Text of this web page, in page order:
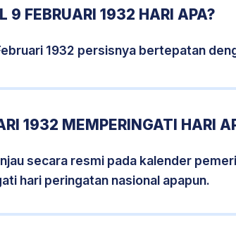
9 FEBRUARI 1932 HARI APA?
1932 persisnya bertepatan
1932 MEMPERINGATI HARI
secara resmi pada kalender
hari peringatan nasional apapun.